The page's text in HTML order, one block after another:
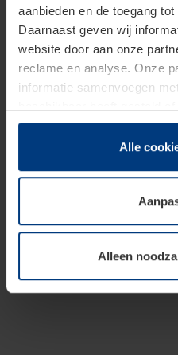
aanbieden en de toegang
Daarnaast geven wij
website door aan onze
reclame en analyse. Onze
informatie samenvoegen
hun diensten hebben
Juridisch hebben wij het
van deze pagina's absoluut
soorten cookies is uw
toestemming kunt u op elk
wijzigen of herroepen.
Alle
Alleen